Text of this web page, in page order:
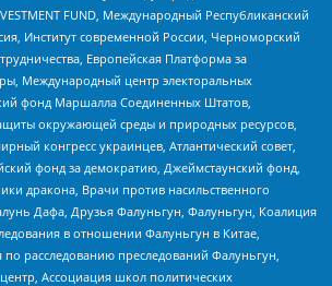
FUND, Международный Республиканский
Институт современной России, Черноморский
Европейская Платформа за
Международный центр электоральных
фонд Маршалла Соединенных Штатов,
окружающей среды и природных ресурсов,
конгресс украинцев, Атлантический совет,
фонд за демократию, Джеймстаунский фонд,
дракона, Врачи против насильственного
Дафа, Друзья Фалуньгун, Фалуньгун, Коалиция
в отношении Фалуньгун в Китае,
расследованию преследований Фалуньгун,
Ассоциация школ политических